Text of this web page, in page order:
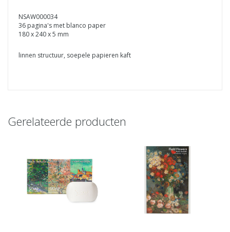
NSAW000034
36 pagina's met blanco paper
180 x 240 x 5 mm
linnen structuur, soepele papieren kaft
Gerelateerde producten